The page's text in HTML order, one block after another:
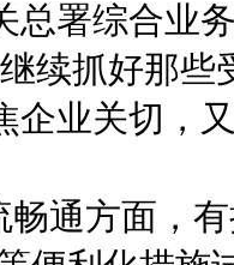
总署综合业
续抓好那些
企业关切，
通方面，